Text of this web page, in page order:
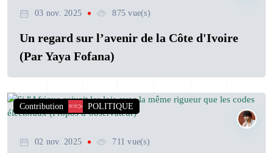
03 nov. 2025 875 vue(s)
Un regard sur l’avenir de la Côte d'Ivoire
(Par Yaya Fofana)
Contribution ==> POLITIQUE
02 nov. 2025 711 vue(s)